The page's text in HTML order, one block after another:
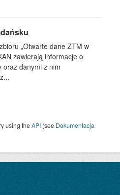
„Otwarte dane ZTM w
zawierają informacje o
oraz danymi z nim
using theAPI (see Dokumentacja